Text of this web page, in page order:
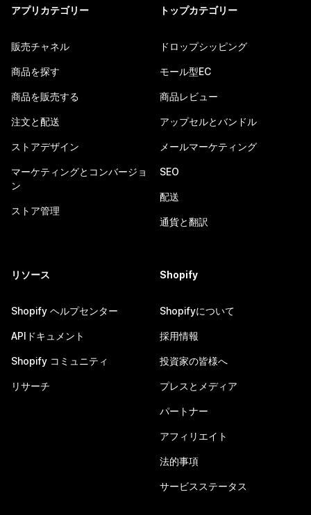
アプリカテゴリー
販売チャネル
商品を探す
商品を販売する
注文と配送
ストアデザイン
マーケティングとコンバージョ
ン
ストア管理
トップカテゴリー
ドロップシッピング
モール型EC
商品レビュー
アップセルとバンドル
メールマーケティング
SEO
配送
通貨と翻訳
リソース
Shopify ヘルプセンター
APIドキュメント
Shopify コミュニティ
リサーチ
Shopify
Shopifyについて
採用情報
投資家の皆様へ
プレスとメディア
パートナー
アフィリエイト
法的事項
サービスステータス